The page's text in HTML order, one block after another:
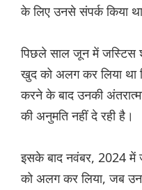
के लिए उनसे संपर्क किया
पिछले साल जून में जस्टिस
खुद को अलग कर लिया था
करने के बाद उनकी
की अनुमति नहीं दे रही है।
इसके बाद नवंबर, 2024 में
को अलग कर लिया, जब